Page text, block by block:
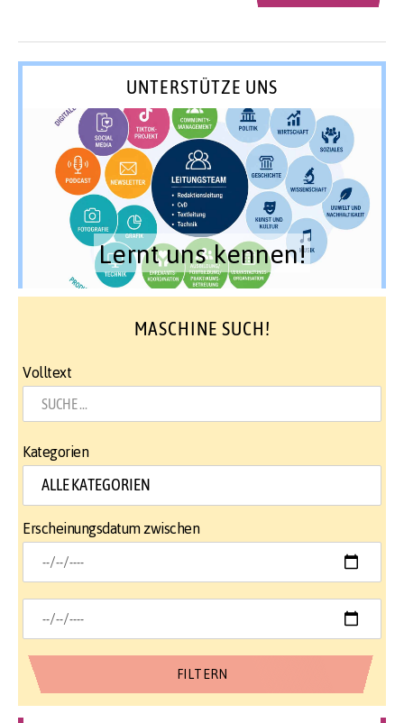
UNTERSTÜTZE UNS
Lernt uns kennen!
MASCHINE SUCH!
Volltext
Kategorien
Erscheinungsdatum zwischen